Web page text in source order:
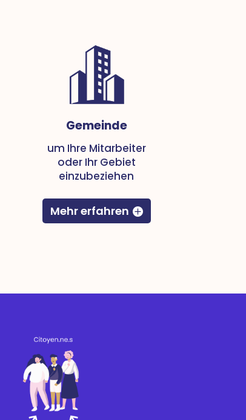
Gemeinde
um Ihre Mitarbeiter
oder Ihr Gebiet
einzubeziehen
Mehr erfahren